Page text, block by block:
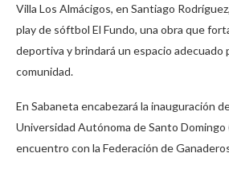
Villa Los Almácigos, en Santiago
play de sóftbol El Fundo, una obra que
deportiva y brindará un espacio adecuado
comunidad.
En Sabaneta encabezará la inauguración
Universidad Autónoma de Santo Domingo
encuentro con la Federación de